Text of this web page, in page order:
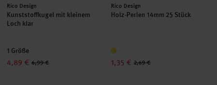
Hersteller:
Rico Design
Kunststoffkugel mit kleinem
Loch klar
1 Größe
4,89 € 6,99 €
Hersteller:
Rico Design
Holz-Perlen 14mm 25 Stück
1,35 € 2,69 €